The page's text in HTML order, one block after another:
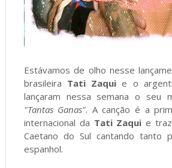
Estávamos de olho nesse
brasileira Tati Zaqui e o
lançaram nessa semana o seu
"Tantas Ganas". A canção é a
internacional da Tati Zaqui e
Caetano do Sul cantando tanto
espanhol.